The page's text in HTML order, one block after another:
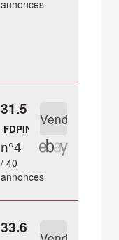
annonces
31.5 €
FDPIN
n°4
/ 40
annonces
33.6 €